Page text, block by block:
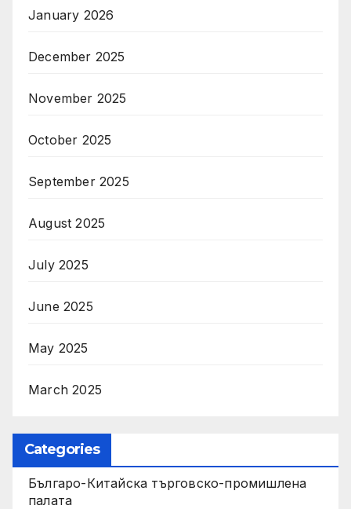
January 2026
December 2025
November 2025
October 2025
September 2025
August 2025
July 2025
June 2025
May 2025
March 2025
Categories
Българо-Китайска търговско-промишлена
палата